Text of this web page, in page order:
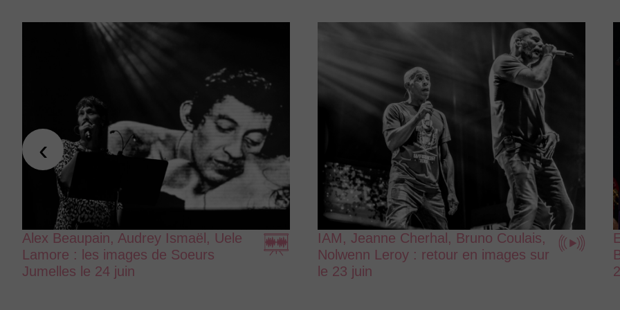
Alex Beaupain, Audrey Ismaël, Uele
Lamore : les images de Soeurs
Jumelles le 24 juin
IAM, Jeanne Cherhal, Bruno Coulais,
Nolwenn Leroy : retour en images sur
le 23 juin
‹